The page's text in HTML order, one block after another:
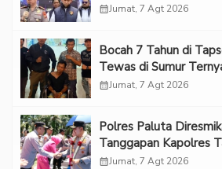
calendar_monthJumat, 7 Agt 2026
Bocah 7 Tahun di
Tewas di Sumur
Kekerasan Seksual
calendar_monthJumat, 7 Agt 2026
Polres Paluta
Tanggapan Kapolres
calendar_monthJumat, 7 Agt 2026